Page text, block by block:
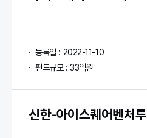
등록일 : 2022-11-10
펀드규모 : 33억원
신한-아이스퀘어벤처